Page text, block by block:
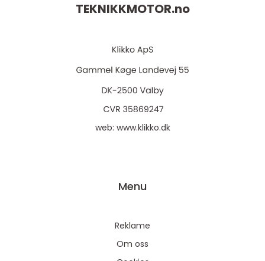
TEKNIKKMOTOR.no
web: www.klikko.dk
Menu
Reklame
Om oss